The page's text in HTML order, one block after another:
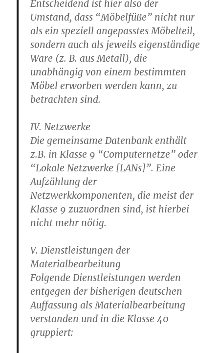
Entscheidend ist hier also der
Umstand, dass “Möbelfüße” nicht nur
als ein speziell angepasstes Möbelteil,
sondern auch als jeweils eigenständige
Ware (z. B. aus Metall), die
unabhängig von einem bestimmten
Möbel erworben werden kann, zu
betrachten sind.
IV. Netzwerke
Die gemeinsame Datenbank enthält
z.B. in Klasse 9 “Computernetze” oder
“Lokale Netzwerke [LANs]”. Eine
Aufzählung der
Netzwerkkomponenten, die meist der
Klasse 9 zuzuordnen sind, ist hierbei
nicht mehr nötig.
V. Dienstleistungen der
Materialbearbeitung
Folgende Dienstleistungen werden
entgegen der bisherigen deutschen
Auffassung als Materialbearbeitung
verstanden und in die Klasse 40
gruppiert: